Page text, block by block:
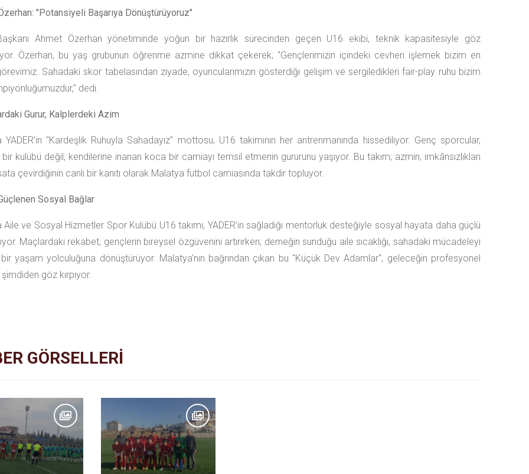
"Potansiyeli Başarıya Dönüştürüyoruz"
Ahmet Özerhan yönetiminde yoğun bir hazırlık sürecinden geçen U16 ekibi, teknik kapasitesiyle göz
Özerhan, bu yaş grubunun öğrenme azmine dikkat çekerek; "Gençlerimizin içindeki cevheri işlemek bizim en
Sahadaki skor tabelasından ziyade, oyuncularımızın gösterdiği gelişim ve sergiledikleri fair-play ruhu bizim
dedi.
Gurur, Kalplerdeki Azim
YADER’in "Kardeşlik Ruhuyla Sahadayız" mottosu, U16 takımının her antrenmanında hissediliyor. Genç sporcular,
kulübü değil, kendilerine inanan koca bir camiayı temsil etmenin gururunu yaşıyor. Bu takım; azmin, imkânsızlıkları
çevirdiğinin canlı bir kanıtı olarak Malatya futbol camiasında takdir topluyor.
Sosyal Bağlar
ve Sosyal Hizmetler Spor Kulübü U16 takımı, YADER’in sağladığı mentorluk desteğiyle sosyal hayata daha güçlü
Maçlardaki rekabet, gençlerin bireysel özgüvenini artırırken; derneğin sunduğu aile sıcaklığı, sahadaki mücadeleyi
bir yaşam yolculuğuna dönüştürüyor. Malatya'nın bağrından çıkan bu "Küçük Dev Adamlar", geleceğin profesyonel
göz kırpıyor.
GÖRSELLERİ